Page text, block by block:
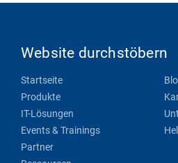
Website durchstöbern
Startseite
Produkte
IT-Lösungen
Events & Trainings
Partner